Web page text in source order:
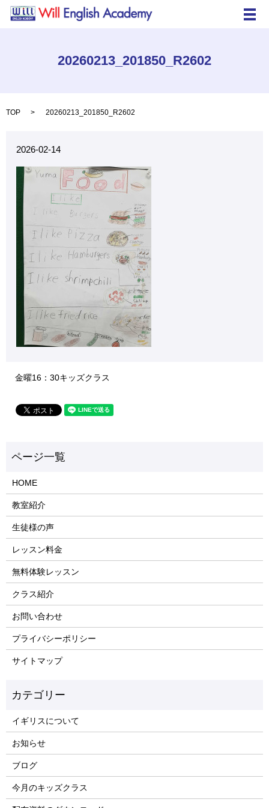
メ
20260213_201850_R2602
TOP 20260213_201850_R2602
2026-02-14
金曜16：30キッズクラス
HOME
教室紹介
生徒様の声
レッスン料金
無料体験レッスン
クラス紹介
お問い合わせ
プライバシーポリシー
サイトマップ
イギリスについて
お知らせ
ブログ
今月のキッズクラス